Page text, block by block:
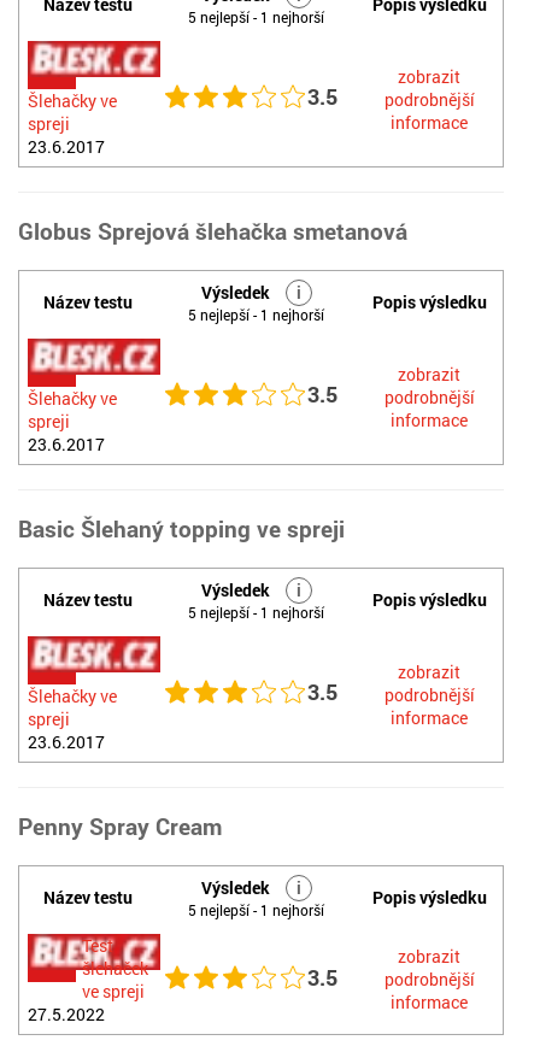
5 nejlepší - 1 nejhorší
Šlehačky ve
spreji
23.6.2017
3.5
zobrazit
podrobnější
informace
Globus Sprejová šlehačka smetanová
Název testu Výsledek i
5 nejlepší - 1 nejhorší
Popis výsledku
Šlehačky ve
spreji
23.6.2017
3.5
zobrazit
podrobnější
informace
Basic Šlehaný topping ve spreji
Název testu Výsledek i
5 nejlepší - 1 nejhorší
Popis výsledku
Šlehačky ve
spreji
23.6.2017
3.5
zobrazit
podrobnější
informace
Penny Spray Cream
Název testu Výsledek i
5 nejlepší - 1 nejhorší
Popis výsledku
Test
šlehaček
ve spreji
27.5.2022
3.5
zobrazit
podrobnější
informace